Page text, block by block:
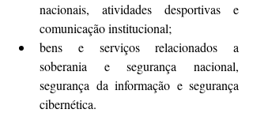
nacionais, atividades desportivas e
comunicação institucional;
bens e serviços relacionados a
soberania e segurança nacional,
segurança da informação e segurança
cibernética.